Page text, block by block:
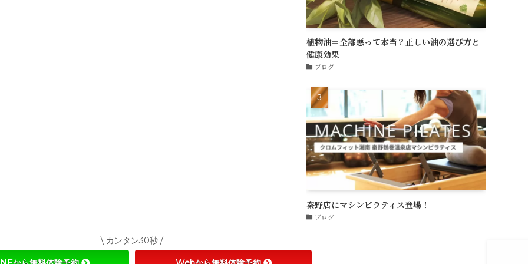
植物油＝全部悪って本当？正しい油の選び方と
健康効果
ブログ
秦野店にマシンピラティス登場！
ブログ
\ カンタン30秒 /